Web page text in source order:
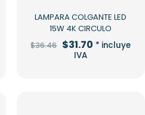
-13%
LAMPARA COLGANTE LED
15W 4K CIRCULO
$36.46 El
precio
$31.70 El
precio
* incluye
IVA